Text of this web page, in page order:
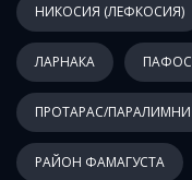
НИКОСИЯ (ЛЕФКОСИЯ)
ЛАРНАКА ПАФОС
ПРОТАРАС/ПАРАЛИМНИ
РАЙОН ФАМАГУСТА